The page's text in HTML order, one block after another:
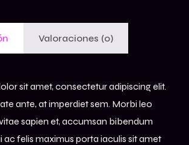
Valoraciones (0)
sit amet, consectetur adipiscing elit.
ante, at imperdiet sem. Morbi leo
sapien et, accumsan bibendum
ac felis maximus porta iaculis sit amet